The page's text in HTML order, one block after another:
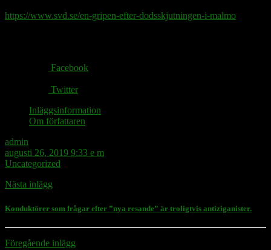
https://www.svd.se/en-gripen-efter-dodsskjutningen-i-malmo
Facebook
Twitter
Inläggsinformation
Om författaren
admin
augusti 26, 2019 9:33 e m
Uncategorized
Nästa inlägg
Konduktörer som frågar efter ”nya resande” är troligtvis antiziganister.
Föregående inlägg